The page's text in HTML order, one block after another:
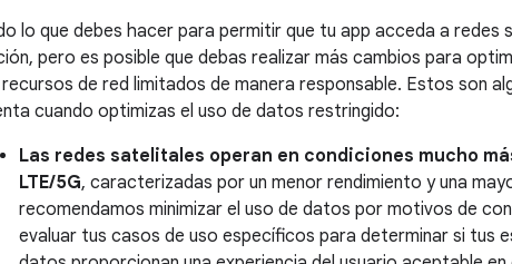
lo que debes hacer para permitir que tu app acceda a redes
pero es posible que debas realizar más cambios para
de red limitados de manera responsable. Estos son
cuando optimizas el uso de datos restringido:
Las redes satelitales operan en condiciones mucho
LTE/5G, caracterizadas por un menor rendimiento y una
recomendamos minimizar el uso de datos por motivos de
evaluar tus casos de uso específicos para determinar si tus